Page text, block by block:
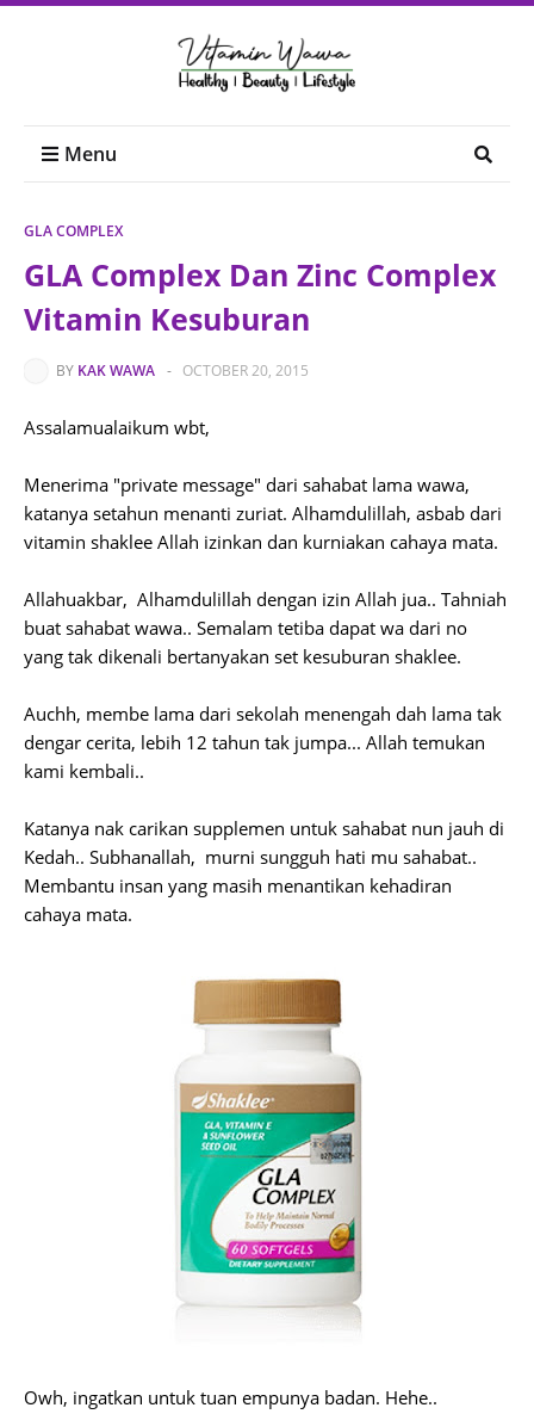
Menu
GLA COMPLEX
GLA Complex Dan Zinc Complex
Vitamin Kesuburan
BY KAK WAWA - OCTOBER 20, 2015
Assalamualaikum wbt,
Menerima "private message" dari sahabat lama wawa,
katanya setahun menanti zuriat. Alhamdulillah, asbab dari
vitamin shaklee Allah izinkan dan kurniakan cahaya mata.
Allahuakbar, Alhamdulillah dengan izin Allah jua.. Tahniah
buat sahabat wawa.. Semalam tetiba dapat wa dari no
yang tak dikenali bertanyakan set kesuburan shaklee.
Auchh, membe lama dari sekolah menengah dah lama tak
dengar cerita, lebih 12 tahun tak jumpa... Allah temukan
kami kembali..
Katanya nak carikan supplemen untuk sahabat nun jauh di
Kedah.. Subhanallah, murni sungguh hati mu sahabat..
Membantu insan yang masih menantikan kehadiran
cahaya mata.
Owh, ingatkan untuk tuan empunya badan. Hehe..